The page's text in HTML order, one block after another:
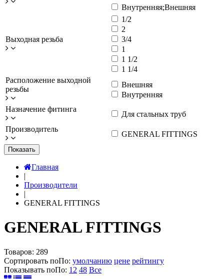
Внутренняя;Внешняя
Выходная резьба
1/2
2
3/4
1
1 1/2
1 1/4
Расположение выходной
резьбы
Внешняя
Внутренняя
Назначение фитинга
Для стальных труб
Производитель
GENERAL FITTINGS
Показать
Главная
|
Производители
|
GENERAL FITTINGS
GENERAL FITTINGS
Товаров: 289
Сортировать поПо: умолчанию цене рейтингу
Показывать поПо: 12 48 Все